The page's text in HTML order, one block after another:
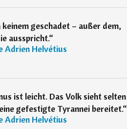
geschadet – außer dem,
ausspricht.“
Adrien Helvétius
ist leicht. Das Volk sieht selten
gefestigte Tyrannei bereitet.“
Adrien Helvétius